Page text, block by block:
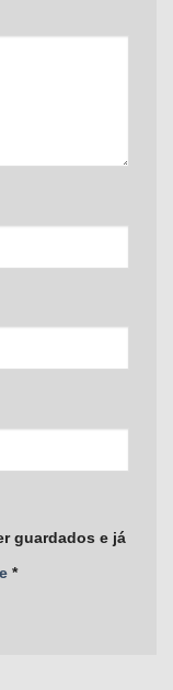
guardados e já
*